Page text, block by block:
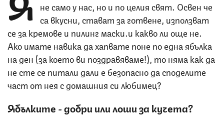
не само у нас, но и по целия свят. Освен че
са вкусни, стават за готвене, използват
се за кремове и пилинг маски…и какво ли още не.
Ако имате навика да хапвате поне по една ябълка
на ден (за което ви поздравяваме!), то няма как да
не сте се питали дали е безопасно да споделите
част от нея с домашния си любимец?
Ябълките - добри или лоши за кучета?